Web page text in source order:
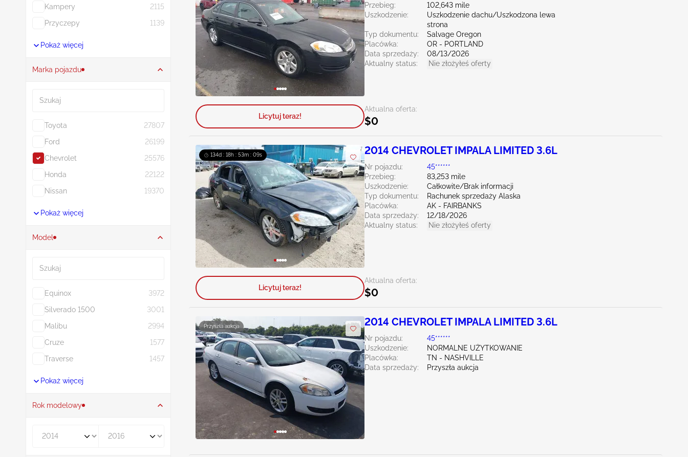
Kampery
2115
Przyczepy
1139
Pokaż więcej
Marka pojazdu
Toyota
27807
Ford
26199
Chevrolet
25576
Honda
22122
Nissan
19370
Pokaż więcej
Model
Equinox
3972
Silverado 1500
3001
Malibu
2994
Cruze
1577
Traverse
1457
Pokaż więcej
Rok modelowy
Przebieg:
102,643 mile
Uszkodzenie:
Uszkodzenie dachu/Uszkodzona lewa
strona
Typ dokumentu:
Salvage Oregon
Placówka:
OR - PORTLAND
Data sprzedaży:
08/13/2026
Aktualny status:
Nie złożyłeś oferty
Aktualna oferta:
$0
Licytuj teraz!
134d : 18h : 53m : 08s 2014 CHEVROLET IMPALA LIMITED 3.6L
Nr pojazdu:
45******
Przebieg:
83,253 mile
Uszkodzenie:
Całkowite/Brak informacji
Typ dokumentu:
Rachunek sprzedaży Alaska
Placówka:
AK - FAIRBANKS
Data sprzedaży:
12/18/2026
Aktualny status:
Nie złożyłeś oferty
Aktualna oferta:
$0
Licytuj teraz!
Przyszła aukcja 2014 CHEVROLET IMPALA LIMITED 3.6L
Nr pojazdu:
45******
Uszkodzenie:
NORMALNE UŻYTKOWANIE
Placówka:
TN - NASHVILLE
Data sprzedaży:
Przyszła aukcja